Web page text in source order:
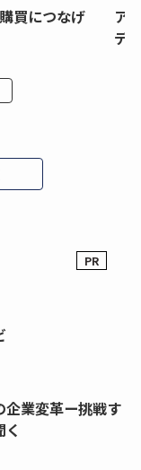
買につなげ
ア
デ
企業変革ー挑戦す